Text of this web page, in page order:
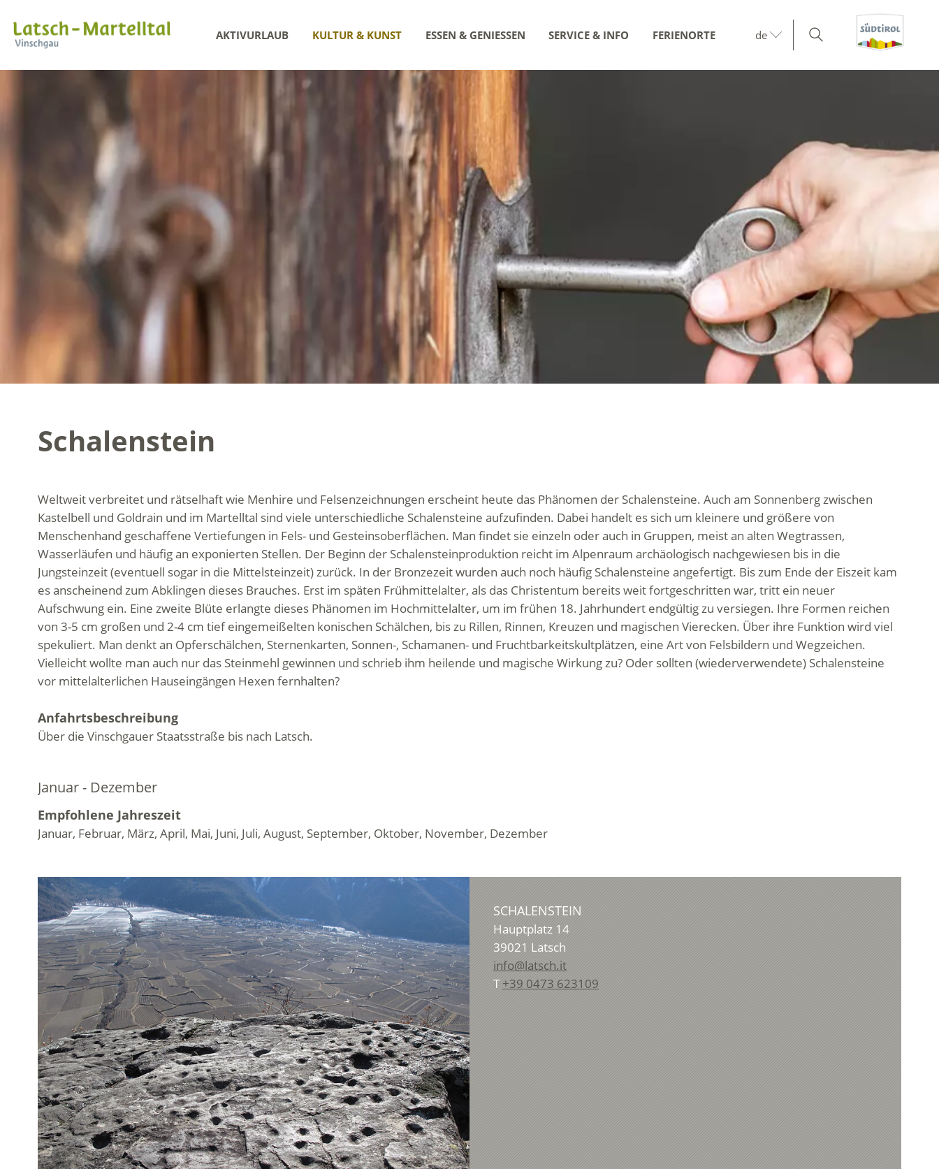
AKTIVURLAUB KULTUR & KUNST ESSEN & GENIESSEN SERVICE & INFO FERIENORTE de
Schalenstein
Weltweit verbreitet und rätselhaft wie Menhire und Felsenzeichnungen erscheint heute das Phänomen der Schalensteine. Auch am Sonnenberg zwischen
Kastelbell und Goldrain und im Martelltal sind viele unterschiedliche Schalensteine aufzufinden. Dabei handelt es sich um kleinere und größere von
Menschenhand geschaffene Vertiefungen in Fels- und Gesteinsoberflächen. Man findet sie einzeln oder auch in Gruppen, meist an alten Wegtrassen,
Wasserläufen und häufig an exponierten Stellen. Der Beginn der Schalensteinproduktion reicht im Alpenraum archäologisch nachgewiesen bis in die
Jungsteinzeit (eventuell sogar in die Mittelsteinzeit) zurück. In der Bronzezeit wurden auch noch häufig Schalensteine angefertigt. Bis zum Ende der Eiszeit kam
es anscheinend zum Abklingen dieses Brauches. Erst im späten Frühmittelalter, als das Christentum bereits weit fortgeschritten war, tritt ein neuer
Aufschwung ein. Eine zweite Blüte erlangte dieses Phänomen im Hochmittelalter, um im frühen 18. Jahrhundert endgültig zu versiegen. Ihre Formen reichen
von 3-5 cm großen und 2-4 cm tief eingemeißelten konischen Schälchen, bis zu Rillen, Rinnen, Kreuzen und magischen Vierecken. Über ihre Funktion wird viel
spekuliert. Man denkt an Opferschälchen, Sternenkarten, Sonnen-, Schamanen- und Fruchtbarkeitskultplätzen, eine Art von Felsbildern und Wegzeichen.
Vielleicht wollte man auch nur das Steinmehl gewinnen und schrieb ihm heilende und magische Wirkung zu? Oder sollten (wiederverwendete) Schalensteine
vor mittelalterlichen Hauseingängen Hexen fernhalten?
Anfahrtsbeschreibung
Über die Vinschgauer Staatsstraße bis nach Latsch.
Januar - Dezember
Empfohlene Jahreszeit
Januar, Februar, März, April, Mai, Juni, Juli, August, September, Oktober, November, Dezember
SCHALENSTEIN
Hauptplatz 14
39021 Latsch
info@latsch.it
T+39 0473 623109